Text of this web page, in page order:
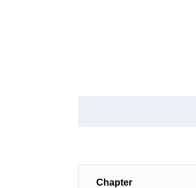
Chapter